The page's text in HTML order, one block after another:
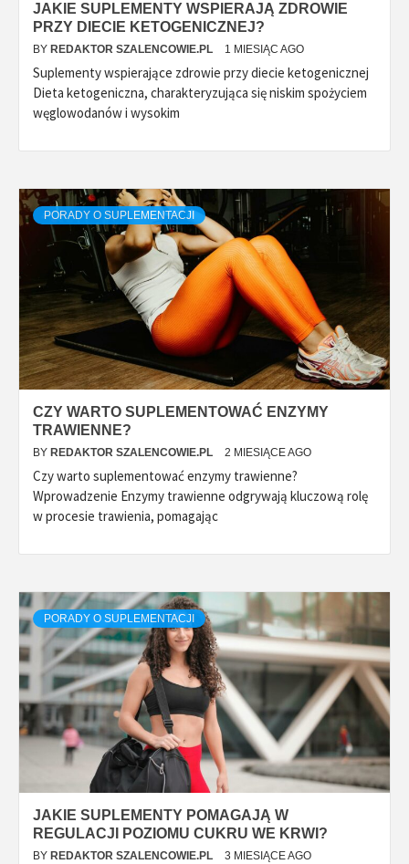
JAKIE SUPLEMENTY WSPIERAJĄ ZDROWIE
PRZY DIECIE KETOGENICZNEJ?
BY REDAKTOR SZALENCOWIE.PL 1 MIESIĄC AGO
Suplementy wspierające zdrowie przy diecie ketogenicznej
Dieta ketogeniczna, charakteryzująca się niskim spożyciem
węglowodanów i wysokim
PORADY O SUPLEMENTACJI
CZY WARTO SUPLEMENTOWAĆ ENZYMY
TRAWIENNE?
BY REDAKTOR SZALENCOWIE.PL 2 MIESIĄCE AGO
Czy warto suplementować enzymy trawienne?
Wprowadzenie Enzymy trawienne odgrywają kluczową rolę
w procesie trawienia, pomagając
PORADY O SUPLEMENTACJI
JAKIE SUPLEMENTY POMAGAJĄ W
REGULACJI POZIOMU CUKRU WE KRWI?
BY REDAKTOR SZALENCOWIE.PL 3 MIESIĄCE AGO